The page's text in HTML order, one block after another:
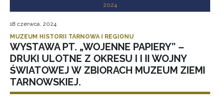
2024
18 czerwca, 2024
MUZEUM HISTORII TARNOWA I REGIONU
WYSTAWA PT. „WOJENNE PAPIERY” –
DRUKI ULOTNE Z OKRESU I I II WOJNY
ŚWIATOWEJ W ZBIORACH MUZEUM ZIEMI
TARNOWSKIEJ.